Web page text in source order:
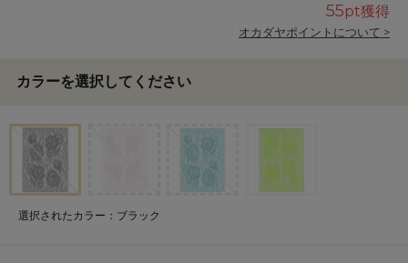
55pt獲得
オカダヤポイントについて >
カラーを選択してください
選択されたカラー：ブラック